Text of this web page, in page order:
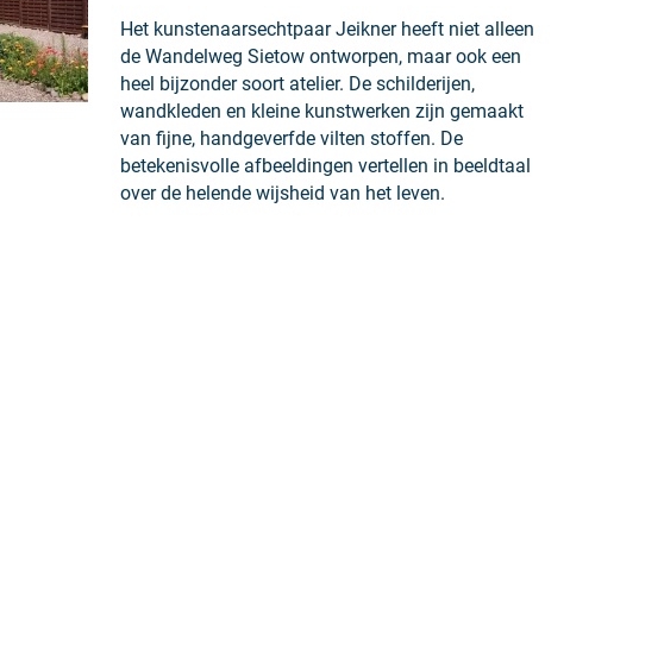
Het kunstenaarsechtpaar Jeikner heeft niet alleen
de Wandelweg Sietow ontworpen, maar ook een
heel bijzonder soort atelier. De schilderijen,
wandkleden en kleine kunstwerken zijn gemaakt
van fijne, handgeverfde vilten stoffen. De
betekenisvolle afbeeldingen vertellen in beeldtaal
over de helende wijsheid van het leven.